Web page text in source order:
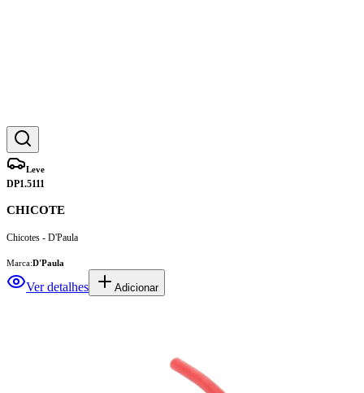
Leve
DP1.5111
CHICOTE
Chicotes - D'Paula
Marca:D'Paula
Ver detalhes Adicionar